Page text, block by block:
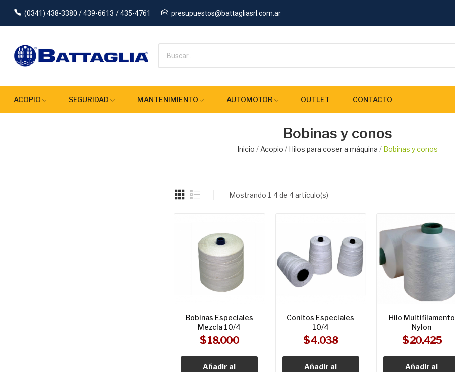
(0341) 438-3380 / 439-6613 / 435-4761 presupuestos@battagliasrl.com.ar
ACOPIO SEGURIDAD MANTENIMIENTO AUTOMOTOR OUTLET CONTACTO
Bobinas y conos
Inicio Acopio Hilos para coser a máquina Bobinas y conos
Mostrando 1-4 de 4 artículo(s)
Bobinas Especiales
Mezcla 10/4
$ 18.000
Añadir al
Conitos Especiales
10/4
$ 4.038
Añadir al
Hilo Multifilamento
Nylon
$ 20.425
Añadir al